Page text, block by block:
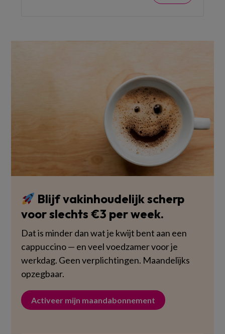
Blijf vakinhoudelijk scherp
voor slechts €3 per week.
Dat is minder dan wat je kwijt bent aan een
cappuccino — en veel voedzamer voor je
werkdag. Geen verplichtingen. Maandelijks
opzegbaar.
Activeer mijn maandabonnement